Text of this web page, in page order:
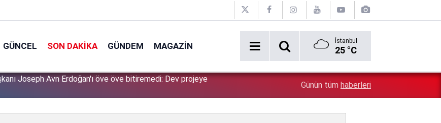
GÜNCEL SON DAKIKA GÜNDEM MAGAZIN İstanbul
25 °C
Joseph Avn Erdoğan'ı öve öve bitiremedi: Dev projeye
Diyarbakır'da şantaj çetelerine operasyon: 10 şüpheli
Günün tüm haberleri